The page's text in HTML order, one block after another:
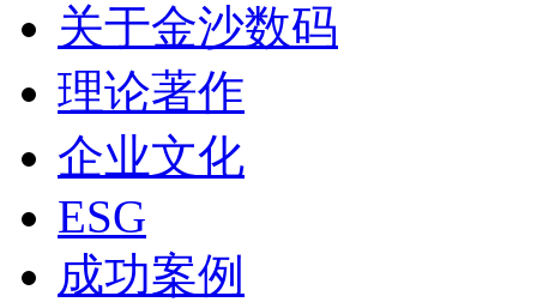
关于金沙数码
理论著作
企业文化
ESG
成功案例